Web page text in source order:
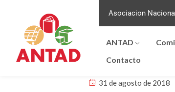
Asociacion
ANTAD
Contacto
31 de agosto de 2018